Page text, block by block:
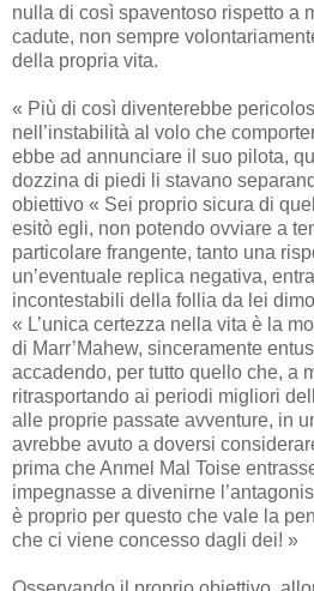
nulla di così spaventoso rispetto a
cadute, non sempre
della propria vita.
« Più di così diventerebbe
nell’instabilità al volo che
ebbe ad annunciare il suo pilota,
dozzina di piedi li stavano
obiettivo « Sei proprio sicura di
esitò egli, non potendo ovviare a
particolare frangente, tanto una
un’eventuale replica negativa,
incontestabili della follia da lei
« L’unica certezza nella vita è la
di Marr’Mahew, sinceramente
accadendo, per tutto quello che, a
ritrasportando ai periodi migliori
alle proprie passate avventure, in
avrebbe avuto a doversi
prima che Anmel Mal Toise
impegnasse a divenirne
è proprio per questo che vale la
che ci viene concesso dagli dei! »